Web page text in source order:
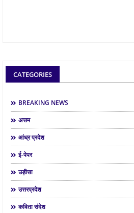
CATEGORIES
BREAKING NEWS
असम
आंध्र प्रदेश
ई-पेपर
उड़ीसा
उत्तरप्रदेश
कविता संदेश